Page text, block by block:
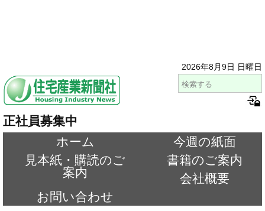
2026年8月9日 日曜日
正社員募集中
ホーム
今週の紙面
見本紙・購読のご
案内
書籍のご案内
会社概要
お問い合わせ